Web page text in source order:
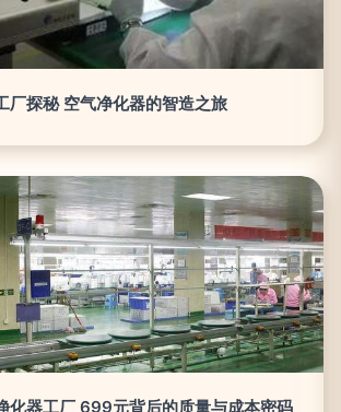
厂探秘 空气净化器的智造之旅
化器工厂 699元背后的质量与成本密码